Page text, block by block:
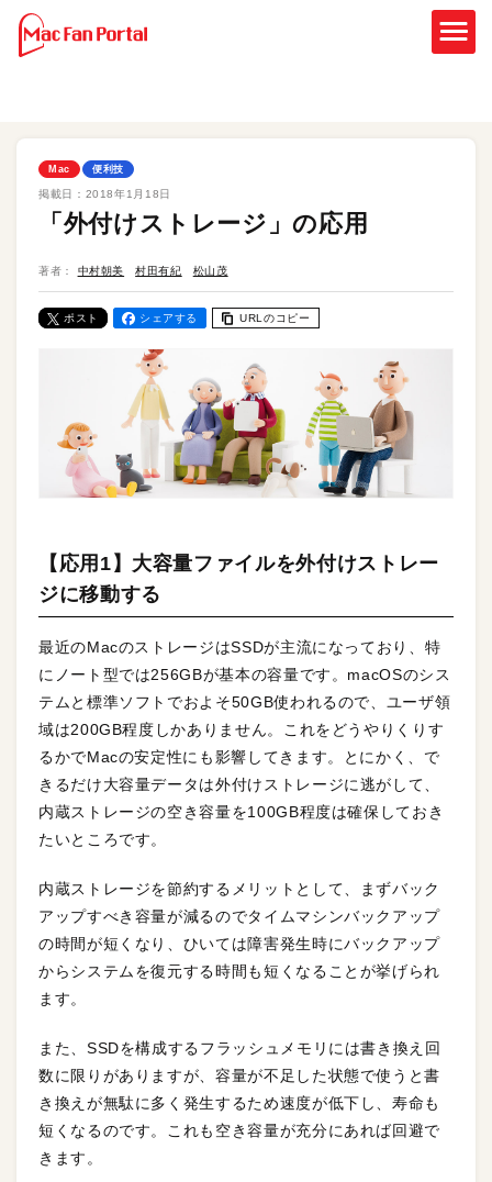
Mac 便利技
掲載日： 2018年1月18日
「外付けストレージ」の応用
著者： 中村朝美 村田有紀 松山茂
ポスト シェアする URLのコピー
【応用1】大容量ファイルを外付けストレー
ジに移動する
最近のMacのストレージはSSDが主流になっており、特
にノート型では256GBが基本の容量です。macOSのシス
テムと標準ソフトでおよそ50GB使われるので、ユーザ領
域は200GB程度しかありません。これをどうやりくりす
るかでMacの安定性にも影響してきます。とにかく、で
きるだけ大容量データは外付けストレージに逃がして、
内蔵ストレージの空き容量を100GB程度は確保しておき
たいところです。
内蔵ストレージを節約するメリットとして、まずバック
アップすべき容量が減るのでタイムマシンバックアップ
の時間が短くなり、ひいては障害発生時にバックアップ
からシステムを復元する時間も短くなることが挙げられ
ます。
また、SSDを構成するフラッシュメモリには書き換え回
数に限りがありますが、容量が不足した状態で使うと書
き換えが無駄に多く発生するため速度が低下し、寿命も
短くなるのです。これも空き容量が充分にあれば回避で
きます。